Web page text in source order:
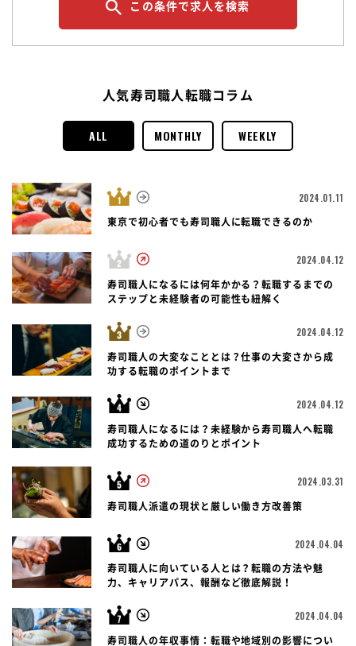
この条件で求人を検索
人気寿司職人転職コラム
ALL MONTHLY WEEKLY
2024.01.11
東京で初心者でも寿司職人に転職できるのか
2024.04.12
寿司職人になるには何年かかる？転職するまでの
ステップと未経験者の可能性も紐解く
2024.04.12
寿司職人の大変なこととは？仕事の大変さから成
功する転職のポイントまで
2024.04.12
寿司職人になるには？未経験から寿司職人へ転職
成功するための道のりとポイント
2024.03.31
寿司職人派遣の現状と厳しい働き方改善策
2024.04.04
寿司職人に向いている人とは？転職の方法や魅
力、キャリアパス、報酬など徹底解説！
2024.04.04
寿司職人の年収事情：転職や地域別の影響につい